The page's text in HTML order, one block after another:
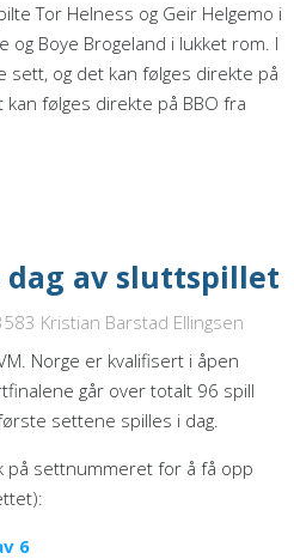
Tor Helness og Geir Helgemo i
og Boye Brogeland i lukket rom. I
sett, og det kan følges direkte på
følges direkte på BBO fra
dag av sluttspillet
Kristian Barstad Ellingsen
Norge er kvalifisert i åpen
går over totalt 96 spill
settene spilles i dag.
på settnummeret for å få opp
6